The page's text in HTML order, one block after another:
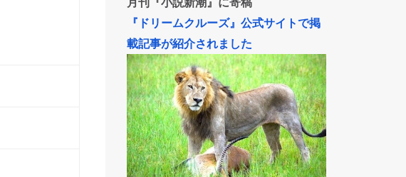
『ドリームクルーズ』公式サイトで掲
載記事が紹介されました